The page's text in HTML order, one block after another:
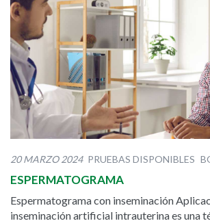
20 MARZO 2024 PRUEBAS DISPONIBLES
ESPERMATOGRAMA
Espermatograma con inseminación
inseminación artificial intrauterina es una